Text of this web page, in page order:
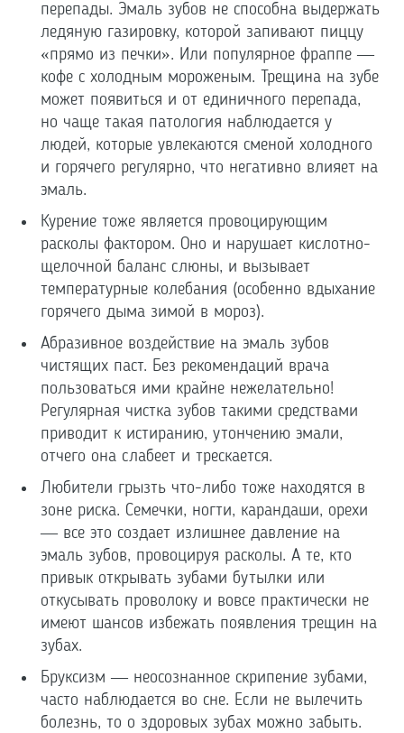
перепады. Эмаль зубов не способна выдержать
ледяную газировку, которой запивают пиццу
«прямо из печки». Или популярное фраппе —
кофе с холодным мороженым. Трещина на зубе
может появиться и от единичного перепада,
но чаще такая патология наблюдается у
людей, которые увлекаются сменой холодного
и горячего регулярно, что негативно влияет на
эмаль.
Курение тоже является провоцирующим
расколы фактором. Оно и нарушает кислотно-
щелочной баланс слюны, и вызывает
температурные колебания (особенно вдыхание
горячего дыма зимой в мороз).
Абразивное воздействие на эмаль зубов
чистящих паст. Без рекомендаций врача
пользоваться ими крайне нежелательно!
Регулярная чистка зубов такими средствами
приводит к истиранию, утончению эмали,
отчего она слабеет и трескается.
Любители грызть что-либо тоже находятся в
зоне риска. Семечки, ногти, карандаши, орехи
— все это создает излишнее давление на
эмаль зубов, провоцируя расколы. А те, кто
привык открывать зубами бутылки или
откусывать проволоку и вовсе практически не
имеют шансов избежать появления трещин на
зубах.
Бруксизм — неосознанное скрипение зубами,
часто наблюдается во сне. Если не вылечить
болезнь, то о здоровых зубах можно забыть.